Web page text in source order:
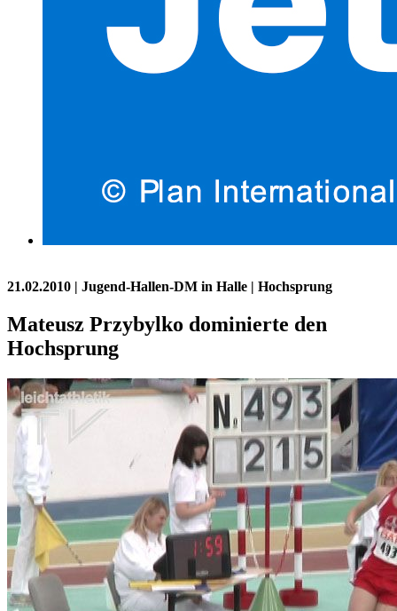
21.02.2010 | Jugend-Hallen-DM in Halle | Hochsprung
Mateusz Przybylko dominierte den
Hochsprung